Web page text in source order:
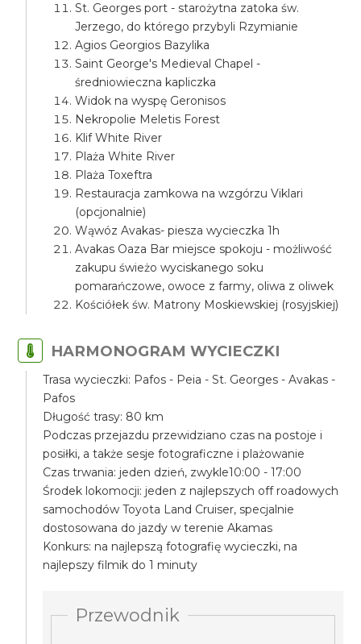
St. Georges port - starożytna zatoka św.
Jerzego, do którego przybyli Rzymianie
Agios Georgios Bazylika
Saint George's Medieval Chapel -
średniowieczna kapliczka
Widok na wyspę Geronisos
Nekropolie Meletis Forest
Klif White River
Plaża White River
Plaża Toxeftra
Restauracja zamkowa na wzgórzu Viklari
(opcjonalnie)
Wąwóz Avakas- piesza wycieczka 1h
Avakas Oaza Bar miejsce spokoju - możliwość
zakupu świeżo wyciskanego soku
pomarańczowe, owoce z farmy, oliwa z oliwek
Kościółek św. Matrony Moskiewskiej (rosyjskiej)
HARMONOGRAM WYCIECZKI
Trasa wycieczki: Pafos - Peia - St. Georges - Avakas -
Pafos
Długość trasy: 80 km
Podczas przejazdu przewidziano czas na postoje i
posiłki, a także sesje fotograficzne i plażowanie
Czas trwania: jeden dzień, zwykle10:00 - 17:00
Środek lokomocji: jeden z najlepszych off roadowych
samochodów Toyota Land Cruiser, specjalnie
dostosowana do jazdy w terenie Akamas
Konkurs: na najlepszą fotografię wycieczki, na
najlepszy filmik do 1 minuty
Przewodnik